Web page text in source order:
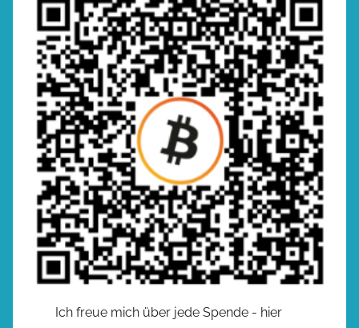
Ich freue mich über jede Spende - hier